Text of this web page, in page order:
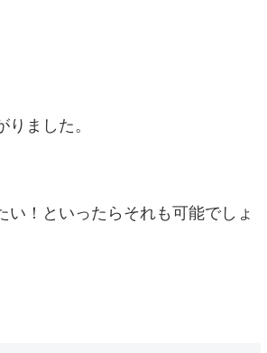
ました。
！といったらそれも可能でしょ